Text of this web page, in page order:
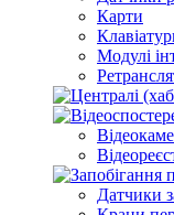
Карти
Модулі
Датчики